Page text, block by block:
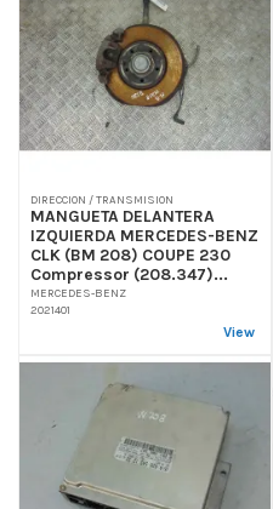
DIRECCION / TRANSMISION
MANGUETA DELANTERA
IZQUIERDA MERCEDES-BENZ
CLK (BM 208) COUPE 230
Compressor (208.347)...
MERCEDES-BENZ
2021401
View